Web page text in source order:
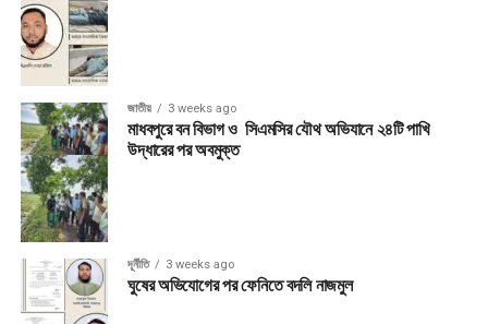
জাতীয় 3 weeks ago
মাধবপুরে বন বিভাগ ও সিএমসির যৌথ অভিযানে ২৪টি পাখি
উদ্ধারের পর অবমুক্ত
দূর্নীতি 3 weeks ago
ঘুষের অভিযোগের পর ফেনিতে বদলি নাজমুল